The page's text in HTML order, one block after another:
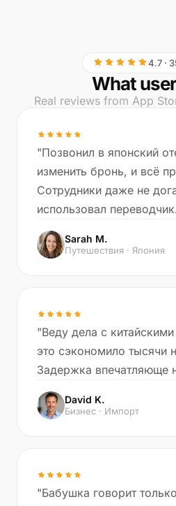
4.7 ·
What
Real reviews from App
"Позвонил в японский
изменить бронь, и всё
Сотрудники даже не
использовал
Sarah M.
Путешествия · Япония
"Веду дела с
это сэкономило тысячи
Задержка впечатляюще
David K.
Бизнес · Импорт
"Бабушка говорит